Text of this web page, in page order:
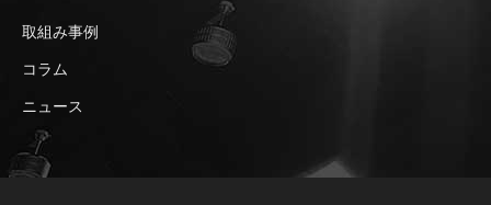
取組み事例
コラム
ニュース